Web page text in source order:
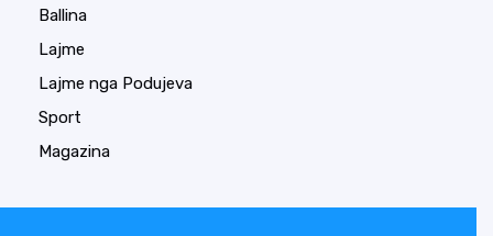
Ballina
Lajme
Lajme nga Podujeva
Sport
Magazina